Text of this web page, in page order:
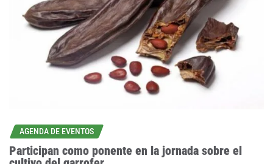
AGENDA DE EVENTOS
Participan como ponente en la jornada sobre el